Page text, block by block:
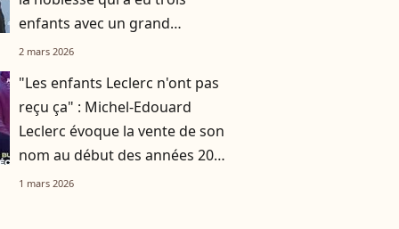
enfants avec un grand
chanteur français
2 mars 2026
"Les enfants Leclerc n'ont pas
reçu ça" : Michel-Edouard
Leclerc évoque la vente de son
nom au début des années 2000
pour une somme colossale
1 mars 2026